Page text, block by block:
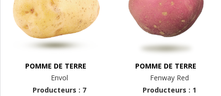
POMME DE TERRE
Envol
Producteurs : 7
POMME DE TERRE
Fenway Red
Producteurs : 1